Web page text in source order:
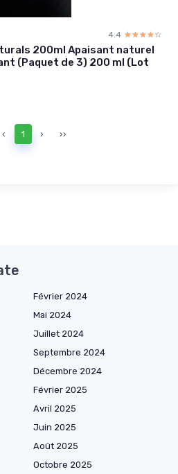
4.4 ☆☆☆☆☆
★★★★★
200ml Apaisant naturel
(Paquet de 3) 200 ml (Lot
‹ 1 › ››
Février 2024
Mai 2024
Juillet 2024
Septembre 2024
Décembre 2024
Février 2025
Avril 2025
Juin 2025
Août 2025
Octobre 2025